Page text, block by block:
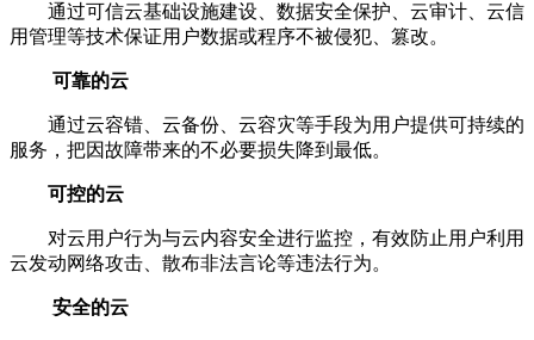
通过可信云基础设施建设、数据安全保护、云审计、云信
用管理等技术保证用户数据或程序不被侵犯、篡改。
可靠的云
通过云容错、云备份、云容灾等手段为用户提供可持续的
服务，把因故障带来的不必要损失降到最低。
可控的云
对云用户行为与云内容安全进行监控，有效防止用户利用
云发动网络攻击、散布非法言论等违法行为。
安全的云